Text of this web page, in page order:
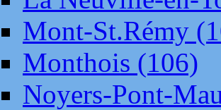
Mont-St.Rémy
Monthois (106)
Noyers-Pont-